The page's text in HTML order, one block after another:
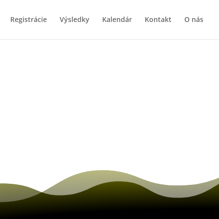
Registrácie Výsledky Kalendár Kontakt O nás